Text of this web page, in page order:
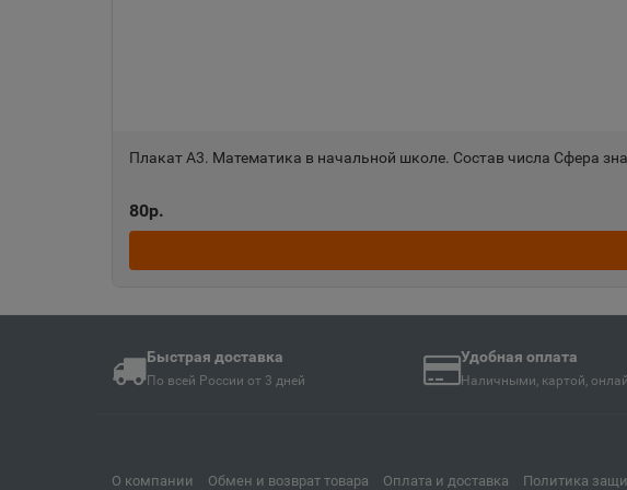
📍
Ардон
Республика Северная Осетия
Плакат А3. Математика в начальной школе. Состав числа Сфера
80р.
Быстрая доставка
По всей России от 3 дней
Удобная оплата
Наличными, картой,
О компании Обмен и возврат товара Оплата и доставка Политика